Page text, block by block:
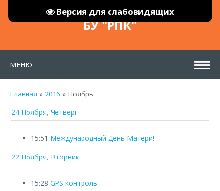
Версия для слабовидящих
БУ "РПК"
МЕНЮ
Главная » 2016 » Ноябрь
24 Ноября, Четверг
15:51 Международный День Матери!
22 Ноября, Вторник
15:28 GPS контроль